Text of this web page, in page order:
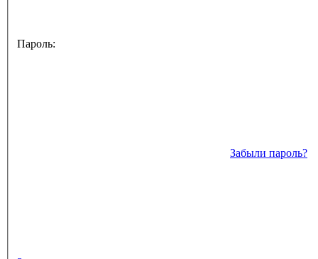
Пароль:
Забыли пароль?